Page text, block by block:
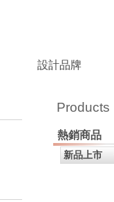
設計品牌
Products
熱銷商品